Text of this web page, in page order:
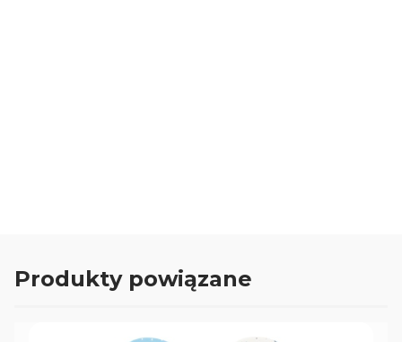
Produkty powiązane